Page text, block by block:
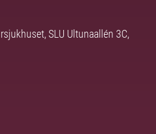
SLU Ultunaallén 3C,